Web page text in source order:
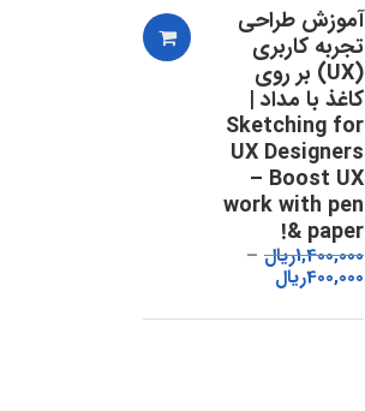
آموزش طراحی
تجربه کاربری
(UX) بر روی
کاغذ با مداد |
Sketching for
UX Designers
– Boost UX
work with pen
& paper!
1,400,000ریال
400,000ریال